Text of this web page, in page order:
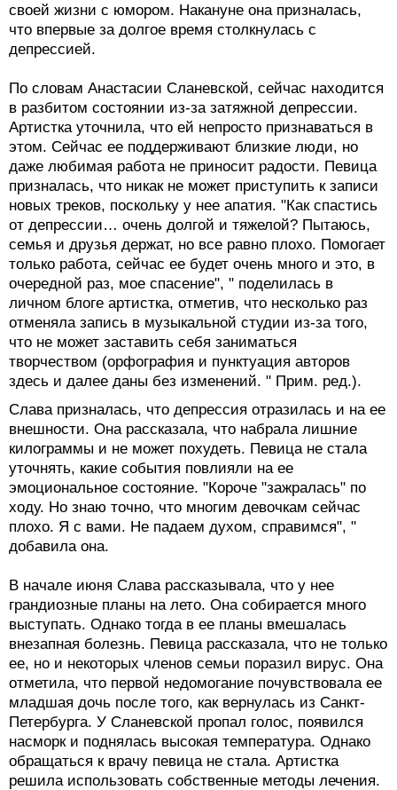
своей жизни с юмором. Накануне она призналась,
что впервые за долгое время столкнулась с
депрессией.
По словам Анастасии Сланевской, сейчас находится
в разбитом состоянии из-за затяжной депрессии.
Артистка уточнила, что ей непросто признаваться в
этом. Сейчас ее поддерживают близкие люди, но
даже любимая работа не приносит радости. Певица
призналась, что никак не может приступить к записи
новых треков, поскольку у нее апатия. "Как спастись
от депрессии… очень долгой и тяжелой? Пытаюсь,
семья и друзья держат, но все равно плохо. Помогает
только работа, сейчас ее будет очень много и это, в
очередной раз, мое спасение", " поделилась в
личном блоге артистка, отметив, что несколько раз
отменяла запись в музыкальной студии из-за того,
что не может заставить себя заниматься
творчеством (орфография и пунктуация авторов
здесь и далее даны без изменений. " Прим. ред.).
Слава призналась, что депрессия отразилась и на ее
внешности. Она рассказала, что набрала лишние
килограммы и не может похудеть. Певица не стала
уточнять, какие события повлияли на ее
эмоциональное состояние. "Короче "зажралась" по
ходу. Но знаю точно, что многим девочкам сейчас
плохо. Я с вами. Не падаем духом, справимся", "
добавила она.
В начале июня Слава рассказывала, что у нее
грандиозные планы на лето. Она собирается много
выступать. Однако тогда в ее планы вмешалась
внезапная болезнь. Певица рассказала, что не только
ее, но и некоторых членов семьи поразил вирус. Она
отметила, что первой недомогание почувствовала ее
младшая дочь после того, как вернулась из Санкт-
Петербурга. У Сланевской пропал голос, появился
насморк и поднялась высокая температура. Однако
обращаться к врачу певица не стала. Артистка
решила использовать собственные методы лечения.